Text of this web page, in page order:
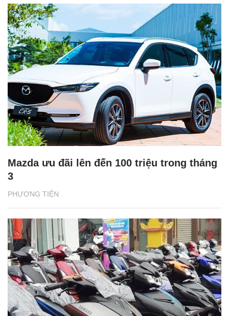
PHƯƠNG TIỆN
Mazda ưu đãi lên đến 100 triệu trong tháng
3